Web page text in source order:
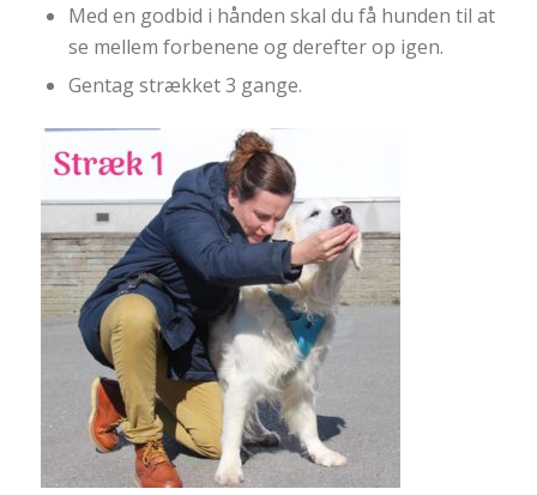
Med en godbid i hånden skal du få hunden til at
se mellem forbenene og derefter op igen.
Gentag strækket 3 gange.